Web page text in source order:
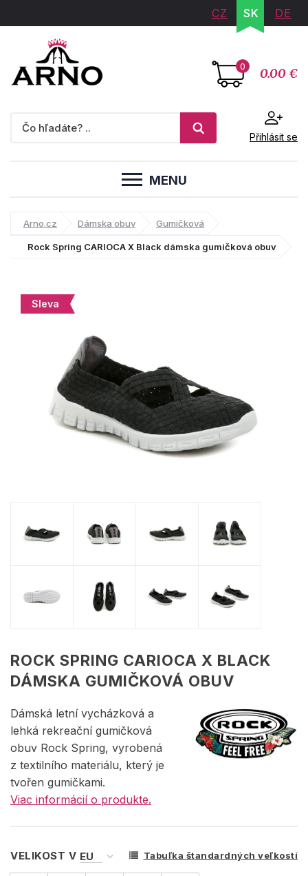
CZ SK DE
0 0.00 €
Přihlásit se
MENU
Arno.cz Dámska obuv Gumičková
Rock Spring CARIOCA X Black dámska gumičková obuv
Sleva
ROCK SPRING CARIOCA X BLACK
DÁMSKA GUMIČKOVÁ OBUV
Dámská letní vycházková a
lehká rekreační gumičková
obuv Rock Spring, vyrobená
z textilního materiálu, který je
tvořen gumičkami.
Viac informácií o produkte.
VELIKOST V Tabuľka štandardných veľkostí